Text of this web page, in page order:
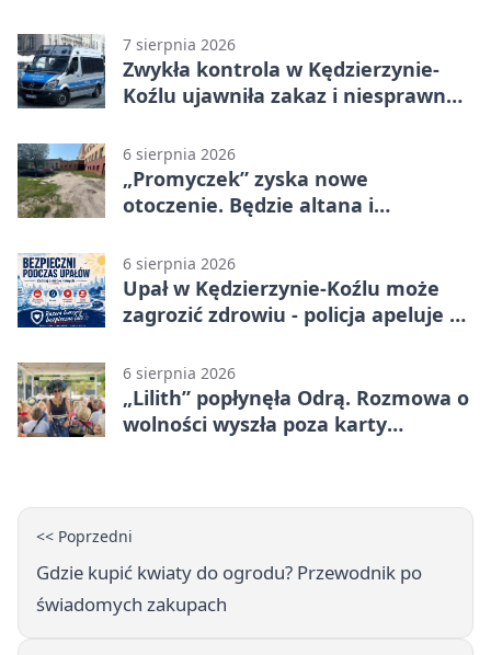
7 sierpnia 2026
Zwykła kontrola w Kędzierzynie-
Koźlu ujawniła zakaz i niesprawne
6 sierpnia 2026
„Promyczek” zyska nowe
otoczenie. Będzie altana i
6 sierpnia 2026
Upał w Kędzierzynie-Koźlu może
zagrozić zdrowiu - policja apeluje o
6 sierpnia 2026
„Lilith” popłynęła Odrą. Rozmowa o
wolności wyszła poza karty
<< Poprzedni
Gdzie kupić kwiaty do ogrodu? Przewodnik po
świadomych zakupach